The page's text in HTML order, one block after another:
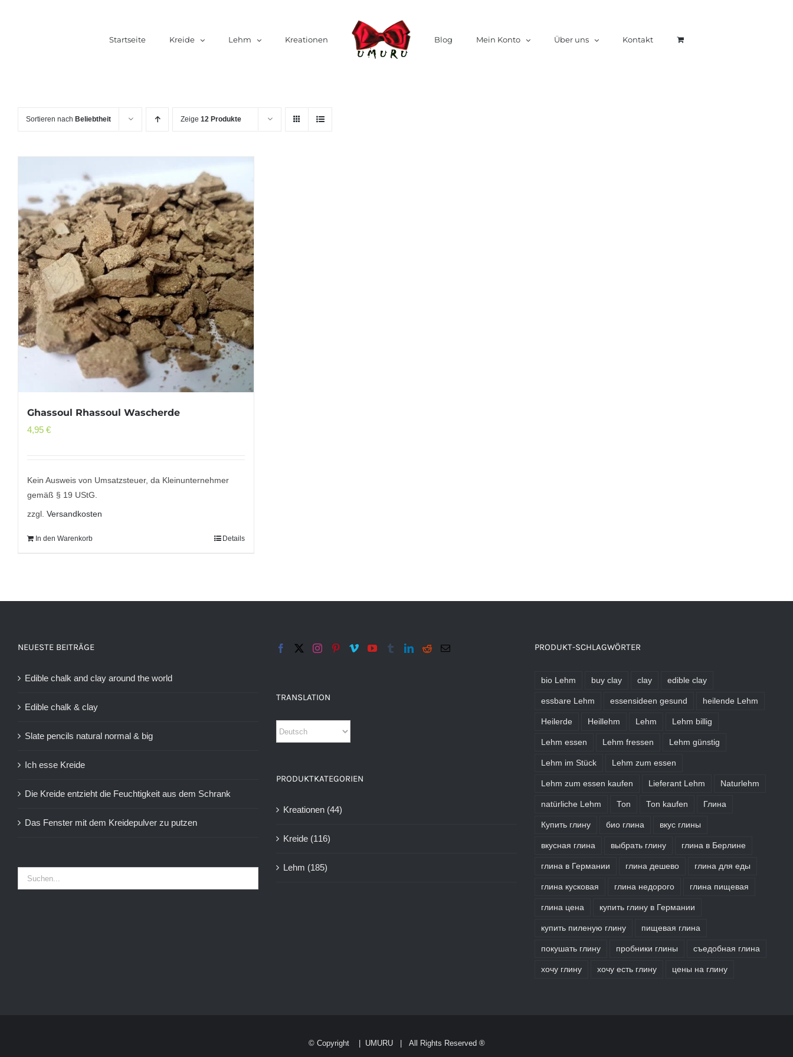
Startseite Kreide Lehm Kreationen Blog Mein Konto Über uns Kontakt
Sortieren nach Beliebtheit Zeige 12 Produkte
Ghassoul Rhassoul Wascherde
4,95 €
Kein Ausweis von Umsatzsteuer, da Kleinunternehmer
gemäß § 19 UStG.
zzgl. Versandkosten
In den Warenkorb Details
NEUESTE BEITRÄGE
Edible chalk and clay around the world
Edible chalk & clay
Slate pencils natural normal & big
Ich esse Kreide
Die Kreide entzieht die Feuchtigkeit aus dem Schrank
Das Fenster mit dem Kreidepulver zu putzen
TRANSLATION
PRODUKTKATEGORIEN
Kreationen (44)
Kreide (116)
Lehm (185)
PRODUKT-SCHLAGWÖRTER
bio Lehm buy clay clay edible clay
essbare Lehm essensideen gesund heilende Lehm
Heilerde Heillehm Lehm Lehm billig
Lehm essen Lehm fressen Lehm günstig
Lehm im Stück Lehm zum essen
Lehm zum essen kaufen Lieferant Lehm Naturlehm
natürliche Lehm Ton Ton kaufen Глина
Купить глину био глина вкус глины
вкусная глина выбрать глину глина в Берлине
глина в Германии глина дешево глина для еды
глина кусковая глина недорого глина пищевая
глина цена купить глину в Германии
купить пиленую глину пищевая глина
покушать глину пробники глины съедобная глина
хочу глину хочу есть глину цены на глину
© Copyright UMURU| All Rights Reserved ®